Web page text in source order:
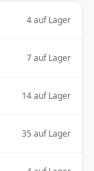
4 auf Lager
7 auf Lager
14 auf Lager
35 auf Lager